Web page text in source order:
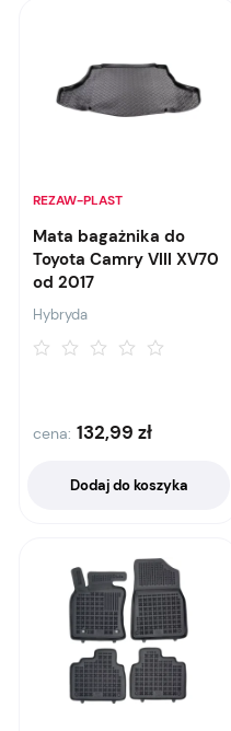
REZAW-PLAST
Mata bagażnika do
Toyota Camry VIII XV70
od 2017
Hybryda
cena: 132,99 zł
Dodaj do koszyka